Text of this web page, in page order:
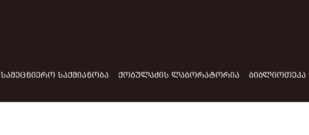
ᲡᲐᲛᲔᲪᲜᲘᲔᲠᲝ ᲡᲐᲥᲛᲘᲐᲜᲝᲑᲐ ᲥᲝᲑᲣᲚᲐᲫᲘᲡ ᲚᲐᲑᲝᲠᲐᲢᲝᲠᲘᲐ ᲑᲘᲑᲚᲘᲝᲗᲔᲙᲐ